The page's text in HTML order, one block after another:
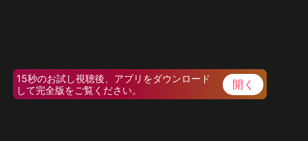
15秒のお試し視聴後、アプリをダウンロード
して完全版をご覧ください。
開く